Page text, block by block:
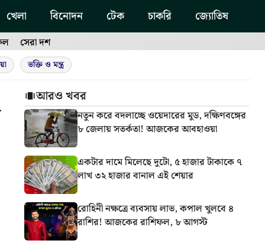
খেলা বিনোদন টেক চাকরি জ্যোতিষ
সেরা দশ
ভক্তি ও মন্ত্র
আরও খবর
নতুন করে বদলাচ্ছে ওয়েদারের মুড, দক্ষিণবঙ্গের
৮ জেলায় সতর্কতা! আজকের আবহাওয়া
একটার দামে মিলেছে দুটো, ৫ হাজার টাকাকে ৭
লাখ ৩২ হাজার বানাল এই শেয়ার
রোহিনী নক্ষত্রে ব্যবসায় লাভ, কপাল খুলবে ৪
রাশির! আজকের রাশিফল, ৮ আগস্ট